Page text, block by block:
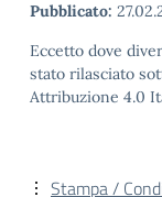
Pubblicato:
Eccetto dove
stato rilasciato
Attribuzione 4.0
Stampa /